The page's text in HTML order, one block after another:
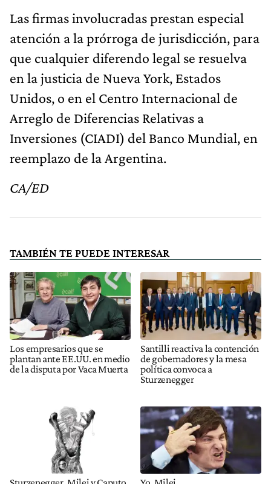
Las firmas involucradas prestan especial
atención a la prórroga de jurisdicción, para
que cualquier diferendo legal se resuelva
en la justicia de Nueva York, Estados
Unidos, o en el Centro Internacional de
Arreglo de Diferencias Relativas a
Inversiones (CIADI) del Banco Mundial, en
reemplazo de la Argentina.
CA/ED
TAMBIÉN TE PUEDE INTERESAR
Los empresarios que se
plantan ante EE.UU. en medio
de la disputa por Vaca Muerta
Santilli reactiva la contención
de gobernadores y la mesa
política convoca a
Sturzenegger